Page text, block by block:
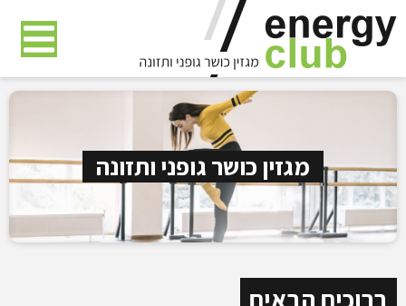
דלג
לתוכן
מגזין כושר גופני ותזונה
ברוכים הבאים